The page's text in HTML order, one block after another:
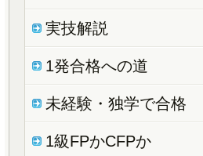
実技解説
1発合格への道
未経験・独学で合格
1級FPかCFPか